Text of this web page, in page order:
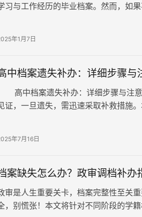
习与工作经历的毕业档案。然而，如
年1月7日
中档案遗失补办：详细步骤与
高中档案遗失补办：详细步骤与注意
证，一旦遗失，需迅速采取补救措施
年7月16日
案缺失怎么办？政审调档补办
审是人生重要关卡，档案完整性至关
，别慌张！本文将针对不同阶段的学